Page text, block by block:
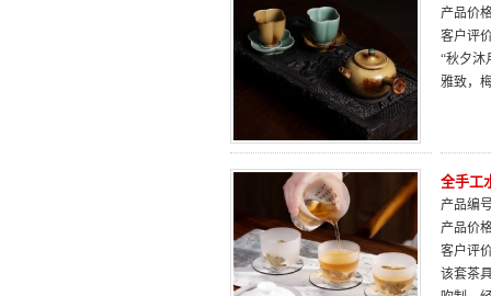
产品价
客户评
“秋夕沐
雅致，
全手工
产品编
产品价
客户评
该套茶